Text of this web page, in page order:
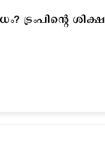
ട്രംപിന്‍റെ ശിക്ഷ